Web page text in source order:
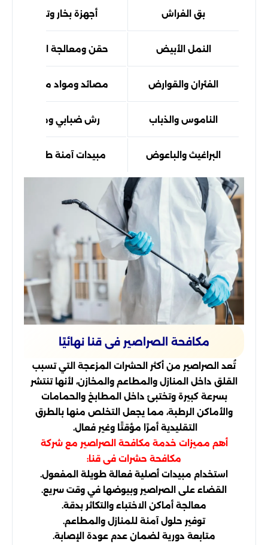
بق الفراش أجهزة بخار وتقنيات
النمل الأبيض حقن ومعالجة التربة
الفئران والقوارض مصائد ومواد مكافحة
الناموس والذباب رش ضبابي ومبيدات
البراغيث والباعوض مبيدات آمنة طويلة
مكافحة الصراصير فى قنا نهائيًا
تُعد الصراصير من أكثر الحشرات المزعجة التي تسبب
القلق داخل المنازل والمطاعم والمخازن، لأنها تنتشر
بسرعة كبيرة وتختبئ داخل المطابخ والحمامات
والأماكن الرطبة، مما يجعل التخلص منها بالطرق
التقليدية أمرًا مؤقتًا وغير فعال.
أهم مميزات خدمة مكافحة الصراصير مع شركة
مكافحة حشرات فى قنا:
استخدام مبيدات أصلية فعالة طويلة المفعول.
القضاء على الصراصير وبيوضها في وقت سريع.
معالجة أماكن الاختباء والتكاثر بدقة.
توفير حلول آمنة للمنازل والمطاعم.
متابعة دورية لضمان عدم عودة الإصابة.